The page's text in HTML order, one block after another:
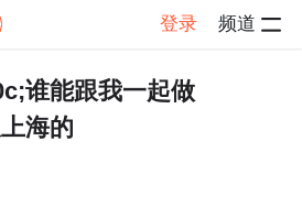
登录 频道
帖子详情
谁能跟我一起做
海的